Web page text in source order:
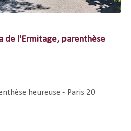
de l'Ermitage, parenthèse
heureuse - Paris 20